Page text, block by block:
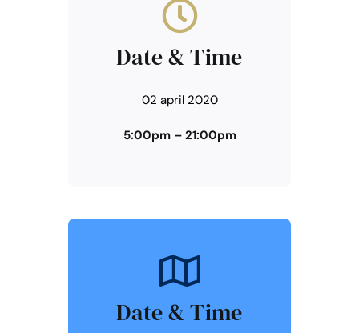
Date & Time
02 april 2020
5:00pm – 21:00pm
Date & Time